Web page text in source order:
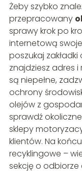
Żeby szybko
przepracowany
sprawy krok po
internetową
poszukaj
znajdziesz adres i
są niepełne,
ochrony
olejów z
sprawdź okoliczne
sklepy
klientów. Na
recyklingowe –
sekcję o